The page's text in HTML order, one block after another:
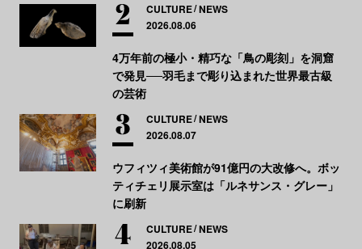
CULTURE NEWS
2026.08.06
4万年前の極小・精巧な「鳥の彫刻」を洞窟
で発見──羽毛まで彫り込まれた世界最古級
の芸術
CULTURE NEWS
2026.08.07
ウフィツィ美術館が91億円の大改修へ。ボッ
ティチェリ展示室は「ルネサンス・グレー」
に刷新
CULTURE NEWS
2026.08.05